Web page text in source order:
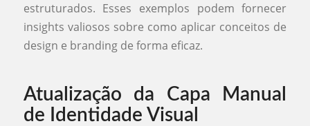
estruturados. Esses exemplos podem fornecer
insights valiosos sobre como aplicar conceitos de
design e branding de forma eficaz.
Atualização da Capa Manual
de Identidade Visual